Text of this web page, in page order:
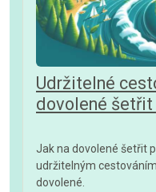
Udržitelné
dovolené šetřit
Jak na dovolené šetřit
udržitelným
dovolené.